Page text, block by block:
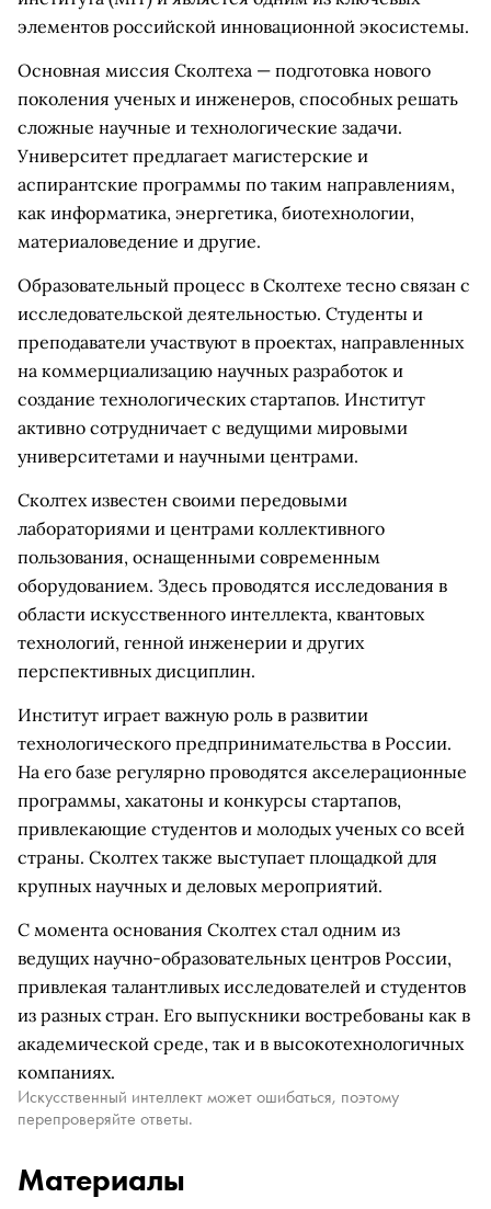
элементов российской инновационной экосистемы.
Основная миссия Сколтеха — подготовка нового
поколения ученых и инженеров, способных решать
сложные научные и технологические задачи.
Университет предлагает магистерские и
аспирантские программы по таким направлениям,
как информатика, энергетика, биотехнологии,
материаловедение и другие.
Образовательный процесс в Сколтехе тесно связан с
исследовательской деятельностью. Студенты и
преподаватели участвуют в проектах, направленных
на коммерциализацию научных разработок и
создание технологических стартапов. Институт
активно сотрудничает с ведущими мировыми
университетами и научными центрами.
Сколтех известен своими передовыми
лабораториями и центрами коллективного
пользования, оснащенными современным
оборудованием. Здесь проводятся исследования в
области искусственного интеллекта, квантовых
технологий, генной инженерии и других
перспективных дисциплин.
Институт играет важную роль в развитии
технологического предпринимательства в России.
На его базе регулярно проводятся акселерационные
программы, хакатоны и конкурсы стартапов,
привлекающие студентов и молодых ученых со всей
страны. Сколтех также выступает площадкой для
крупных научных и деловых мероприятий.
С момента основания Сколтех стал одним из
ведущих научно-образовательных центров России,
привлекая талантливых исследователей и студентов
из разных стран. Его выпускники востребованы как в
академической среде, так и в высокотехнологичных
компаниях.
Искусственный интеллект может ошибаться, поэтому
перепроверяйте ответы.
Материалы